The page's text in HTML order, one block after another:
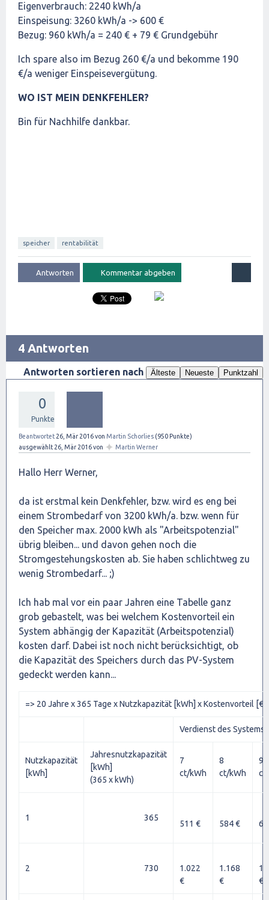
Eigenverbrauch: 2240 kWh/a
Einspeisung: 3260 kWh/a -> 600 €
Bezug: 960 kWh/a = 240 € + 79 € Grundgebühr
Ich spare also im Bezug 260 €/a und bekomme 190
€/a weniger Einspeisevergütung.
WO IST MEIN DENKFEHLER?
Bin für Nachhilfe dankbar.
speicher rentabilität
4 Antworten
Antworten sortieren nach Älteste Neueste Punktzahl
0
Punkte
Beantwortet 26, Mär 2016von Martin Schorlies (950 Punkte)
ausgewählt 26, Mär 2016von ✦ Martin Werner
Hallo Herr Werner,
da ist erstmal kein Denkfehler, bzw. wird es eng bei
einem Strombedarf von 3200 kWh/a. bzw. wenn für
den Speicher max. 2000 kWh als "Arbeitspotenzial"
übrig bleiben... und davon gehen noch die
Stromgestehungskosten ab. Sie haben schlichtweg zu
wenig Strombedarf... ;)
Ich hab mal vor ein paar Jahren eine Tabelle ganz
grob gebastelt, was bei welchem Kostenvorteil ein
System abhängig der Kapazität (Arbeitspotenzial)
kosten darf. Dabei ist noch nicht berücksichtigt, ob
die Kapazität des Speichers durch das PV-System
gedeckt werden kann...
=> 20 Jahre x 365 Tage x Nutzkapazität [kWh] x Kostenvorteil [€]
Verdienst des Systems
Nutzkapazität
[kWh]
Jahresnutzkapazität
[kWh]
(365 x kWh)
7
ct/kWh
8
ct/kWh
9
1 365
511 € 584 €
2 730
1.022
€
1.168
€
€